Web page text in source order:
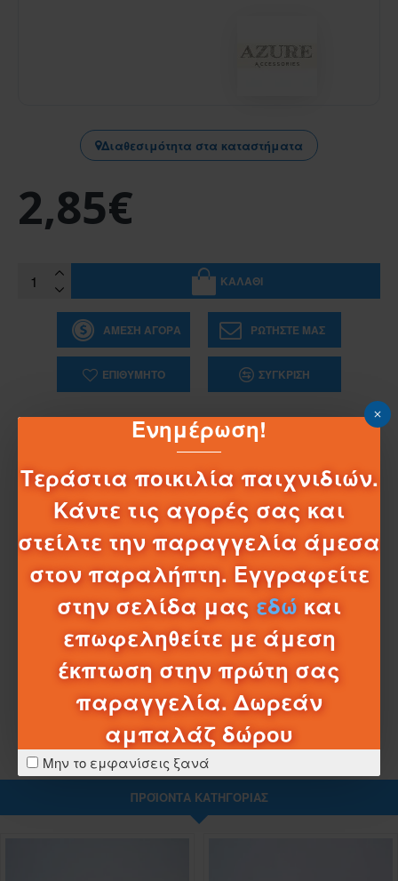
Ενημέρωση!
Τεράστια ποικιλία παιχνιδιών.
Κάντε τις αγορές σας και
στείλτε την παραγγελία άμεσα
στον παραλήπτη. Εγγραφείτε
στην σελίδα μας εδώ και
επωφεληθείτε με άμεση
έκπτωση στην πρώτη σας
παραγγελία. Δωρεάν
αμπαλάζ δώρου
Μην το εμφανίσεις ξανά
Διαθεσιμότητα στα καταστήματα
2,85€
ΚΑΛΆΘΙ
ΆΜΕΣΗ ΑΓΟΡΆ ΡΩΤΉΣΤΕ ΜΑΣ
ΕΠΙΘΥΜΗΤΌ ΣΎΓΚΡΙΣΗ
Κλάμερ με στράς μεταλλικό
ΧΑΡΑΚΤΗΡΙΣΤΙΚΆ
ΣΧΈΔΙΑ - ΜΠΑΤΑΡΊΕΣ
ΛΕΠΤΟΜΈΡΕΙΕΣ ΑΠΟΣΤΟΛΉΣ
ΠΡΟΪΌΝΤΑ ΚΑΤΗΓΟΡΊΑΣ